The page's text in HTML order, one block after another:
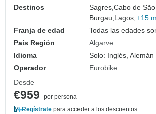
Destinos
Sagres,Cabo de
Burgau,Lagos, +15
Franja de edad
Todas las edades
País Región
Algarve
Idioma
Solo: Inglés, Alemán
Operador
Eurobike
Desde
€959
por persona
Regístrate para acceder a los descuentos